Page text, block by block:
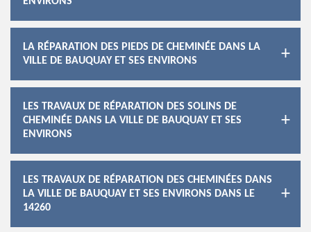
LA RÉPARATION DES PIEDS DE CHEMINÉE DANS LA
VILLE DE BAUQUAY ET SES ENVIRONS
LES TRAVAUX DE RÉPARATION DES SOLINS DE
CHEMINÉE DANS LA VILLE DE BAUQUAY ET SES
ENVIRONS
LES TRAVAUX DE RÉPARATION DES CHEMINÉES DANS
LA VILLE DE BAUQUAY ET SES ENVIRONS DANS LE
14260